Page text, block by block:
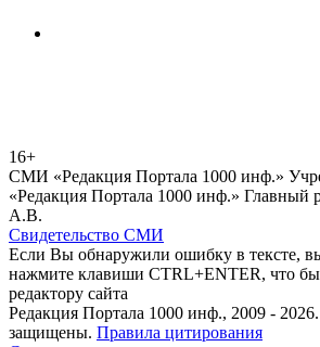
16+
СМИ «Редакция Портала 1000 инф.»
«Редакция Портала 1000 инф.» Главный
А.В.
Свидетельство СМИ
Если Вы обнаружили ошибку в тексте,
нажмите клавиши CTRL+ENTER, что
редактору сайта
Редакция Портала 1000 инф., 2009 -
защищены. Правила цитирования